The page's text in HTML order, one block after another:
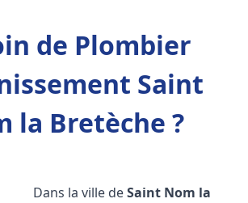
de Plombier
Saint
la Bretèche ?
Dans la ville deSaint Nom la